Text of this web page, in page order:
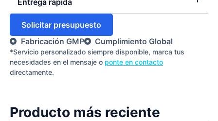
Entrega rápida
Solicitar presupuesto
Fabricación GMP
Cumplimiento Global
*Servicio personalizado siempre disponible, marca tus
necesidades en el mensaje o ponte en contacto
directamente.
Producto más reciente